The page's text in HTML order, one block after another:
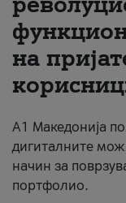
За нас
на
А1 Македонија
дигиталните
начин за
портфолио.